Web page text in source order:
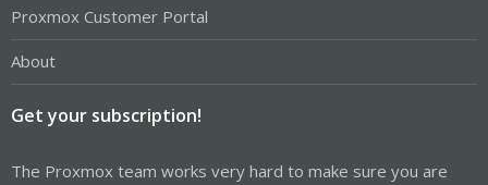
Proxmox Customer Portal
About
Get your subscription!
The Proxmox team works very hard to make sure you are